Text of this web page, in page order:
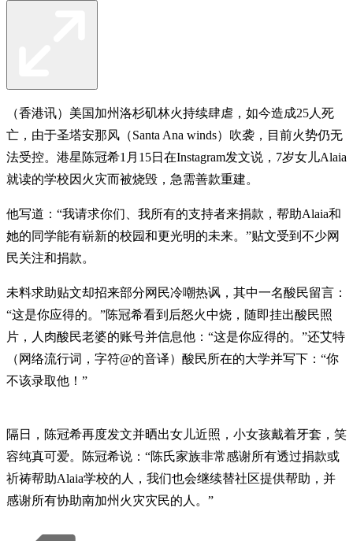
（香港讯）美国加州洛杉矶林火持续肆虐，如今造成25人死
亡，由于圣塔安那风（Santa Ana winds）吹袭，目前火势仍无
法受控。港星陈冠希1月15日在Instagram发文说，7岁女儿Alaia
就读的学校因火灾而被烧毁，急需善款重建。
他写道：“我请求你们、我所有的支持者来捐款，帮助Alaia和
她的同学能有崭新的校园和更光明的未来。”贴文受到不少网
民关注和捐款。
未料求助贴文却招来部分网民冷嘲热讽，其中一名酸民留言：
“这是你应得的。”陈冠希看到后怒火中烧，随即挂出酸民照
片，人肉酸民老婆的账号并信息他：“这是你应得的。”还艾特
（网络流行词，字符@的音译）酸民所在的大学并写下：“你
不该录取他！”
隔日，陈冠希再度发文并晒出女儿近照，小女孩戴着牙套，笑
容纯真可爱。陈冠希说：“陈氏家族非常感谢所有透过捐款或
祈祷帮助Alaia学校的人，我们也会继续替社区提供帮助，并
感谢所有协助南加州火灾灾民的人。”